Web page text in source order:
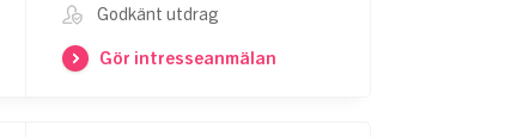
Godkänt utdrag
Gör intresseanmälan